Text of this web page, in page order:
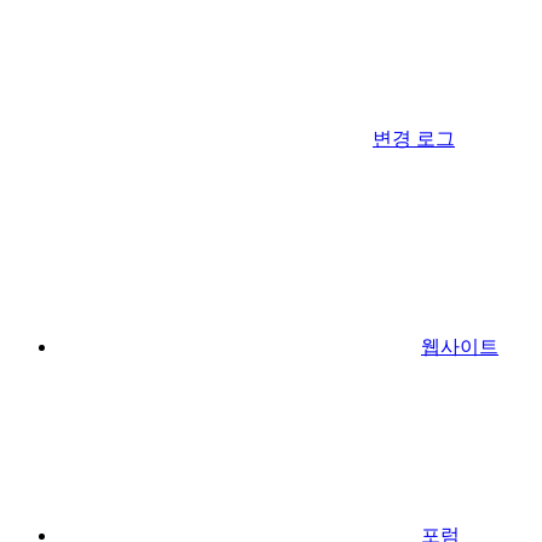
변경 로그
웹사이트
포럼